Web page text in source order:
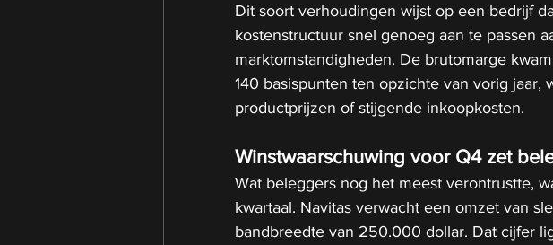
Dit soort verhoudingen wijst op een bedrijf
kostenstructuur snel genoeg aan te passen
marktomstandigheden. De brutomarge
140 basispunten ten opzichte van vorig jaar,
productprijzen of stijgende inkoopkosten.
Winstwaarschuwing voor Q4 zet
Wat beleggers nog het meest verontrustte,
kwartaal. Navitas verwacht een omzet van
bandbreedte van 250.000 dollar. Dat cijfer